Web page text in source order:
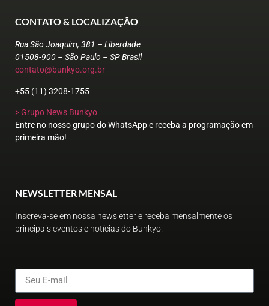
CONTATO & LOCALIZAÇÃO
Rua São Joaquim, 381 – Liberdade
01508-900 – São Paulo – SP Brasil
contato@bunkyo.org.br
+55 (11) 3208-1755
> Grupo News Bunkyo
Entre no nosso grupo do WhatsApp e receba a programação em
primeira mão!
NEWSLETTER MENSAL
Inscreva-se em nossa newsletter e receba mensalmente os
principais eventos e notícias do Bunkyo.